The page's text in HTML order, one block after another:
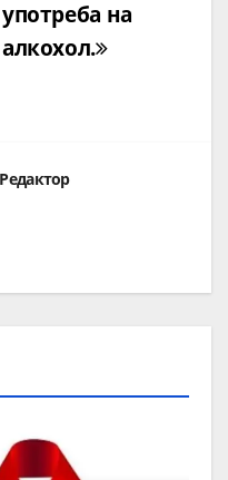
употреба на
алкохол.